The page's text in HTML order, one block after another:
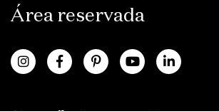
Área reservada